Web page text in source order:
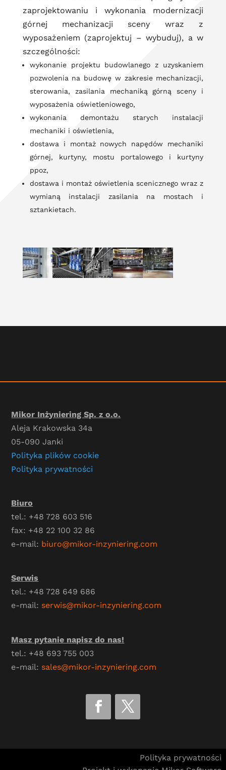
zaprojektowaniu i wykonania modernizacji
górnej mechanizacji sceny wraz z
wyposażeniem (zaprojektuj – wybuduj), a w
szczególności:
wykonanie projektu budowlanego z uzyskaniem
pozwolenia na budowę w zakresie mechanizacji,
sterowania, zasilania mechaniką górną sceny i
wyposażenia oświetleniowego,
wykonania demontażu starych instalacji
mechaniki i oświetlenia,
dostawa i montaż nowych napędów mechaniki
górnej, kurtyny, mostu portalowego i kurtyny
ppoz,
dostawa i montaż oświetlenia scenicznego wraz z
wymianą instalacji zasilania na mostach i
sztankietach.
Mikor Inżyniering Sp. z o.o.
Aleja Krakowska 34a
05-090 Janki
Polityka plików cookie
Polityka prywatności
Biuro
tel.: +48 728 603 516
fax: +48 22 100 32 86
e-mail: biuro@mikor-inzyniering.com
Serwis
tel.: +48 728 649 686
e-mail: serwis@mikor-inzyniering.com
Masz pytanie napisz do nas!
tel.: +48 693 755 003
e-mail: sales@mikor-inzyniering.com
Polityka prywatności